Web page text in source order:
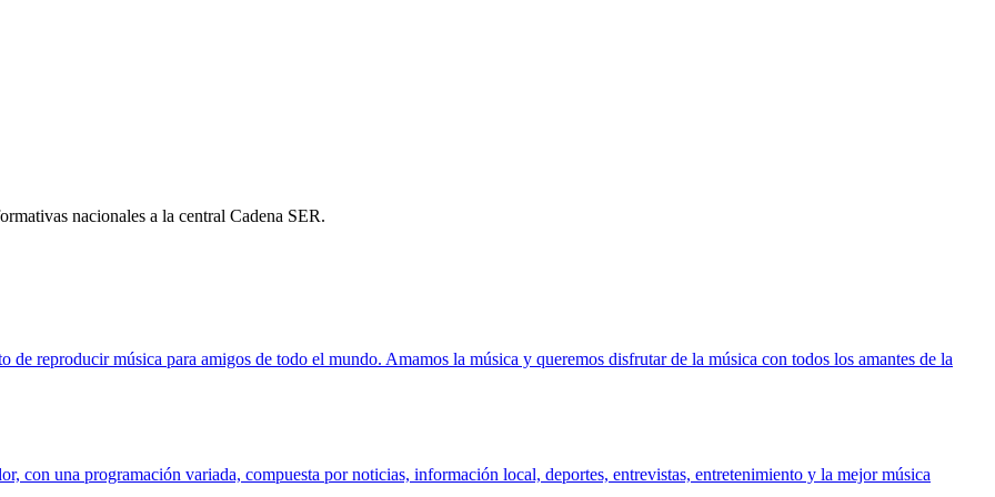
nacionales a la central Cadena SER.
reproducir música para amigos de todo el mundo. Amamos la música y queremos disfrutar de la música con todos los amantes de la
con una programación variada, compuesta por noticias, información local, deportes, entrevistas, entretenimiento y la mejor música